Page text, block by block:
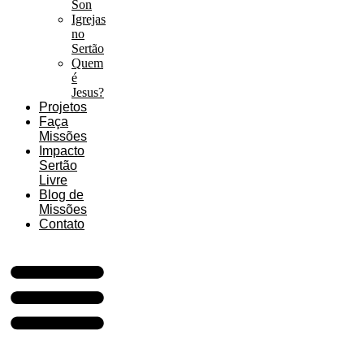
Son
Igrejas
no
Sertão
Quem
é
Jesus?
Projetos
Faça
Missões
Impacto
Sertão
Livre
Blog de
Missões
Contato